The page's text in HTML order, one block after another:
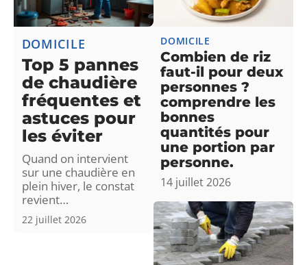
DOMICILE
Top 5 pannes
de chaudière
fréquentes et
astuces pour
les éviter
Quand on intervient
sur une chaudière en
plein hiver, le constat
revient…
22 juillet 2026
DOMICILE
Combien de riz
faut-il pour deux
personnes ?
comprendre les
bonnes
quantités pour
une portion par
personne.
14 juillet 2026